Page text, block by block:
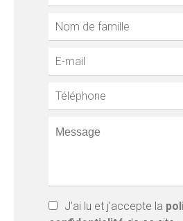
J’ai lu et j'accepte la